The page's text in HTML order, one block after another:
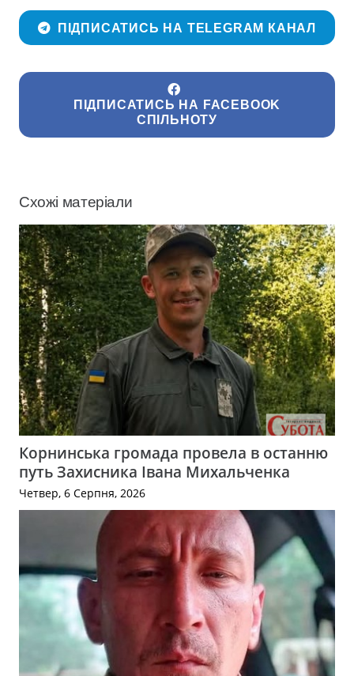
ПІДПИСАТИСЬ НА TELEGRAM КАНАЛ
ПІДПИСАТИСЬ НА FACEBOOK
СПІЛЬНОТУ
Схожі матеріали
Корнинська громада провела в останню
путь Захисника Івана Михальченка
Четвер, 6 Серпня, 2026